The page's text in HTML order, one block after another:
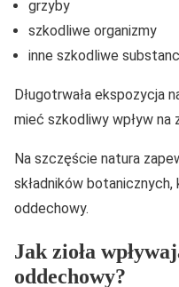
grzyby
szkodliwe organizmy
inne szkodliwe
Długotrwała ekspozycja
mieć szkodliwy wpływ na
Na szczęście natura
składników botanicznych,
oddechowy.
Jak zioła
oddechowy?